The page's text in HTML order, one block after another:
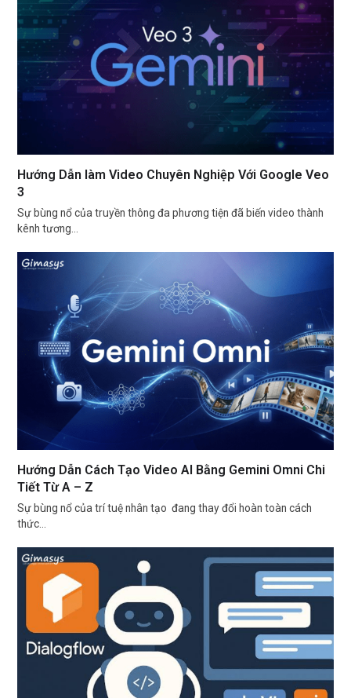
Hướng Dẫn làm Video Chuyên Nghiệp Với Google Veo
3
Sự bùng nổ của truyền thông đa phương tiện đã biến video thành
kênh tương…
Hướng Dẫn Cách Tạo Video AI Bằng Gemini Omni Chi
Tiết Từ A – Z
Sự bùng nổ của trí tuệ nhân tạo đang thay đổi hoàn toàn cách
thức…